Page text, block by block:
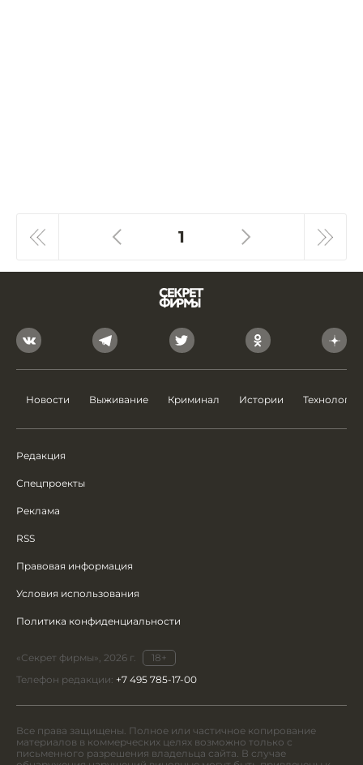
1
Новости Выживание Криминал Истории Технологии
Редакция
Спецпроекты
Реклама
RSS
Правовая информация
Условия использования
Политика конфиденциальности
«Секрет фирмы», 2026 г.
18+
Телефон редакции: +7 495 785-17-00
Все права защищены. Полное или частичное копирование
материалов в коммерческих целях возможно только с
письменного разрешения владельца сайта. В случае